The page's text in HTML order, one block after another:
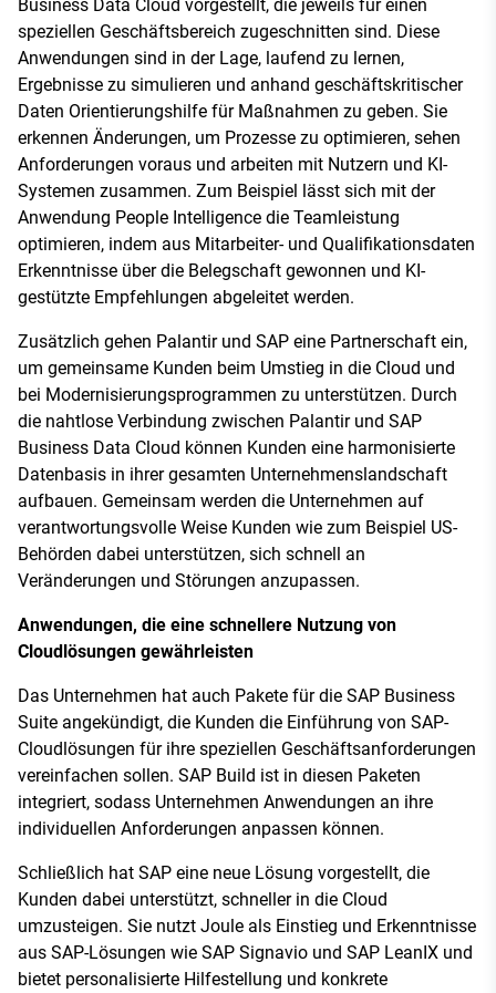
Business Data Cloud vorgestellt, die jeweils für einen
speziellen Geschäftsbereich zugeschnitten sind. Diese
Anwendungen sind in der Lage, laufend zu lernen,
Ergebnisse zu simulieren und anhand geschäftskritischer
Daten Orientierungshilfe für Maßnahmen zu geben. Sie
erkennen Änderungen, um Prozesse zu optimieren, sehen
Anforderungen voraus und arbeiten mit Nutzern und KI-
Systemen zusammen. Zum Beispiel lässt sich mit der
Anwendung People Intelligence die Teamleistung
optimieren, indem aus Mitarbeiter- und Qualifikationsdaten
Erkenntnisse über die Belegschaft gewonnen und KI-
gestützte Empfehlungen abgeleitet werden.
Zusätzlich gehen Palantir und SAP eine Partnerschaft ein,
um gemeinsame Kunden beim Umstieg in die Cloud und
bei Modernisierungsprogrammen zu unterstützen. Durch
die nahtlose Verbindung zwischen Palantir und SAP
Business Data Cloud können Kunden eine harmonisierte
Datenbasis in ihrer gesamten Unternehmenslandschaft
aufbauen. Gemeinsam werden die Unternehmen auf
verantwortungsvolle Weise Kunden wie zum Beispiel US-
Behörden dabei unterstützen, sich schnell an
Veränderungen und Störungen anzupassen.
Anwendungen, die eine schnellere Nutzung von
Cloudlösungen gewährleisten
Das Unternehmen hat auch Pakete für die SAP Business
Suite angekündigt, die Kunden die Einführung von SAP-
Cloudlösungen für ihre speziellen Geschäftsanforderungen
vereinfachen sollen. SAP Build ist in diesen Paketen
integriert, sodass Unternehmen Anwendungen an ihre
individuellen Anforderungen anpassen können.
Schließlich hat SAP eine neue Lösung vorgestellt, die
Kunden dabei unterstützt, schneller in die Cloud
umzusteigen. Sie nutzt Joule als Einstieg und Erkenntnisse
aus SAP-Lösungen wie SAP Signavio und SAP LeanIX und
bietet personalisierte Hilfestellung und konkrete